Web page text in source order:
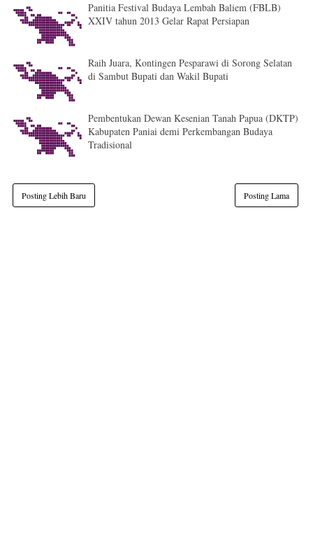
Panitia Festival Budaya Lembah Baliem (FBLB)
XXIV tahun 2013 Gelar Rapat Persiapan
Raih Juara, Kontingen Pesparawi di Sorong Selatan
di Sambut Bupati dan Wakil Bupati
Pembentukan Dewan Kesenian Tanah Papua (DKTP)
Kabupaten Paniai demi Perkembangan Budaya
Tradisional
Posting Lebih Baru Posting Lama